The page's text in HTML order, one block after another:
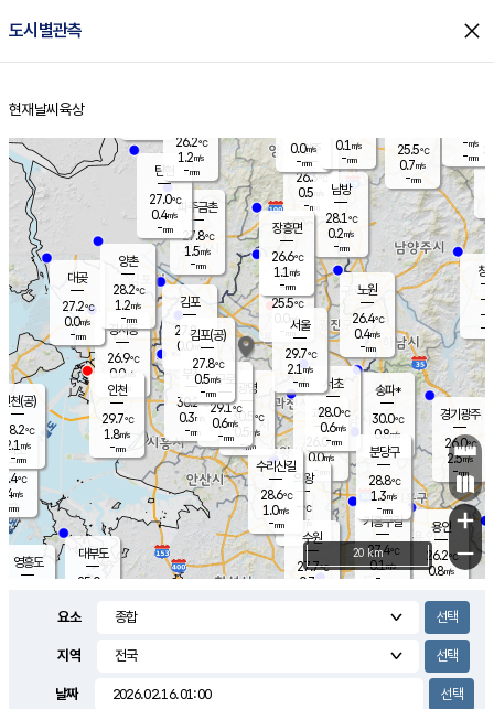
도시별관측 close
홈
현재날씨 육상
의도
℃
m/s
mm
영흥도
양주
26.3℃
0.5
-mm
과천
26.0℃
0.0m/s
- mm
용인
26.2℃
0.8m/s
경기광주
26.0℃
2.5m/s
-mm
0.7m/s
대부도
25.0
경서동
26.9℃
0.0m/s
-mm
파주금촌
27.8℃
1.5m/s
-mm
25.5℃
0.7m/s
-mm
대곶
27.2℃
0.0m/s
-mm
창
-
-m/
-
탄현
27.0℃
0.4m/s
-mm
-m/s
-mm
의왕
- ℃
m/s
mm
김포
27.8℃
0.0 m/s
mm
광명
30.5 ℃
0.5 m/s
-mm
부천
30.2℃
0.3m/s
-mm
양촌
28.2℃
1.2m/s
-mm
구로
29.1℃
0.6m/s
-mm
은평
25.5℃
0.0 m/s
- mm
노원
26.4℃
0.4m/s
-mm
송파*
30.0℃
0.8m/s
-mm
서초
28.0℃
0.6m/s
-mm
남방
28.1℃
0.2m/s
-mm
기흥구갈
27.4℃
0.1m/s
-
수리산길
28.6℃
1.0m/s
-mm
분당구
28.8℃
1.3m/s
-mm
장흥면
26.6℃
1.1 m/s
-mm
0.0m/s
-mm
인천(공)
28.2℃
2.1 m/s
-mm
김포(공)
27.8℃
0.5m/s
-mm
수원
27.7℃
0.7 m/s
인천
29.7℃
1.8m/s
-mm
서울
29.7℃
2.1 m/s
-mm
26.2℃
1.2m/s
-mm
0.1 m/s
-mm
+
−
20 km
요소
지역
날짜